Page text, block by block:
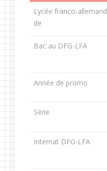
Lycée franco-allemand
de
Bac au DFG-LFA
Année de promo
Série
Internat DFG-LFA